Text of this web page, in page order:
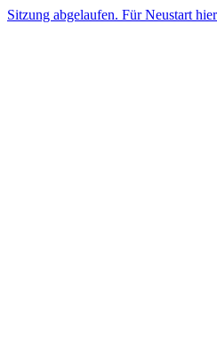
Sitzung abgelaufen. Für Neustart